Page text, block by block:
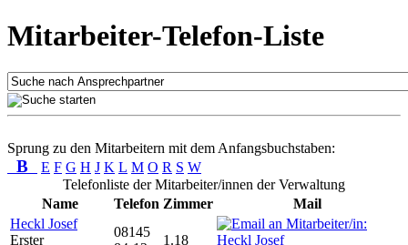
Mitarbeiter-Telefon-Liste
Sprung zu den Mitarbeitern mit dem Anfangsbuchstaben:
B E F G H J K L M O R S W
Telefonliste der Mitarbeiter/innen der Verwaltung
Name
Telefon Zimmer
Mail
Heckl Josef
Erster
08145
1.18